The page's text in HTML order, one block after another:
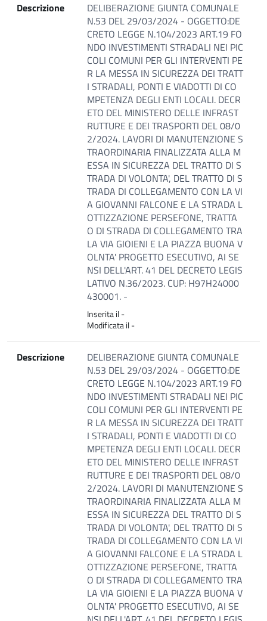
Descrizione
DELIBERAZIONE GIUNTA COMUNALE
N.53 DEL 29/03/2024 - OGGETTO:DE
CRETO LEGGE N.104/2023 ART.19 FO
NDO INVESTIMENTI STRADALI NEI PIC
COLI COMUNI PER GLI INTERVENTI PE
R LA MESSA IN SICUREZZA DEI TRATT
I STRADALI, PONTI E VIADOTTI DI CO
MPETENZA DEGLI ENTI LOCALI. DECR
ETO DEL MINISTERO DELLE INFRAST
RUTTURE E DEI TRASPORTI DEL 08/0
2/2024. LAVORI DI MANUTENZIONE S
TRAORDINARIA FINALIZZATA ALLA M
ESSA IN SICUREZZA DEL TRATTO DI S
TRADA DI VOLONTA', DEL TRATTO DI S
TRADA DI COLLEGAMENTO CON LA VI
A GIOVANNI FALCONE E LA STRADA L
OTTIZZAZIONE PERSEFONE, TRATTA
O DI STRADA DI COLLEGAMENTO TRA
LA VIA GIOIENI E LA PIAZZA BUONA V
OLNTA' PROGETTO ESECUTIVO, AI SE
NSI DELL'ART. 41 DEL DECRETO LEGIS
LATIVO N.36/2023. CUP: H97H24000
430001. -
Inserita il -
Modificata il -
Descrizione
DELIBERAZIONE GIUNTA COMUNALE
N.53 DEL 29/03/2024 - OGGETTO:DE
CRETO LEGGE N.104/2023 ART.19 FO
NDO INVESTIMENTI STRADALI NEI PIC
COLI COMUNI PER GLI INTERVENTI PE
R LA MESSA IN SICUREZZA DEI TRATT
I STRADALI, PONTI E VIADOTTI DI CO
MPETENZA DEGLI ENTI LOCALI. DECR
ETO DEL MINISTERO DELLE INFRAST
RUTTURE E DEI TRASPORTI DEL 08/0
2/2024. LAVORI DI MANUTENZIONE S
TRAORDINARIA FINALIZZATA ALLA M
ESSA IN SICUREZZA DEL TRATTO DI S
TRADA DI VOLONTA', DEL TRATTO DI S
TRADA DI COLLEGAMENTO CON LA VI
A GIOVANNI FALCONE E LA STRADA L
OTTIZZAZIONE PERSEFONE, TRATTA
O DI STRADA DI COLLEGAMENTO TRA
LA VIA GIOIENI E LA PIAZZA BUONA V
OLNTA' PROGETTO ESECUTIVO, AI SE